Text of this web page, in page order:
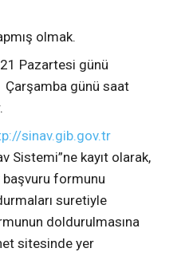
olmak.
Pazartesi günü
Çarşamba günü saat
sinav.gib.gov.tr
Sistemi”ne kayıt olarak,
başvuru formunu
suretiyle
doldurulmasına
sitesinde yer